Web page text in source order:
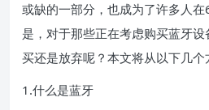
或缺的一部分，也成为了许多人
是，对于那些正在考虑购买蓝牙
买还是放弃呢？本文将从以下几个
1.什么是蓝牙